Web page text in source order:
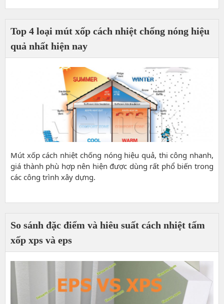
Top 4 loại mút xốp cách nhiệt chống nóng hiệu
quả nhất hiện nay
Mút xốp cách nhiệt chống nóng hiệu quả, thi công nhanh,
giá thành phù hợp nên hiện được dùng rất phổ biến trong
các công trình xây dựng.
So sánh đặc điểm và hiêu suất cách nhiệt tấm
xốp xps và eps